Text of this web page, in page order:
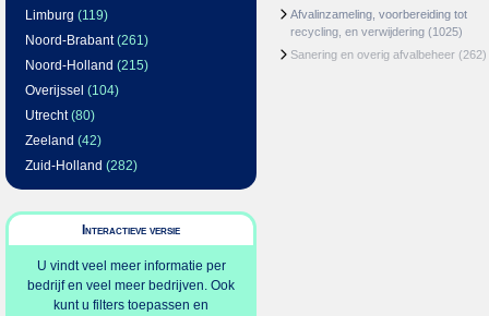
Limburg (119)
Noord-Brabant(261)
Noord-Holland (215)
Overijssel (104)
Utrecht(80)
Zeeland (42)
Zuid-Holland (282)
Interactieve versie
U vindt veel meer informatie per
bedrijf en veel meer bedrijven. Ook
kunt u filters toepassen en
Afvalinzameling, voorbereiding tot
recycling, en verwijdering (1025)
Sanering en overig afvalbeheer (262)